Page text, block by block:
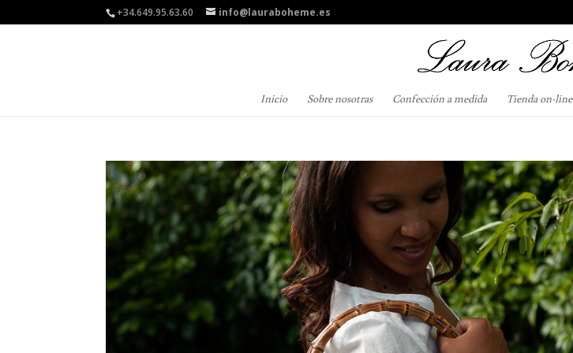
+34.649.95.63.60 info@lauraboheme.es
Inicio Sobre nosotras Confección a medida Tienda on-line